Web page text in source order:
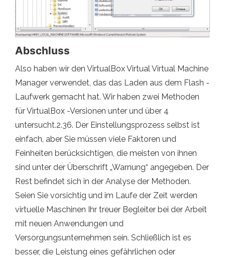
Abschluss
Also haben wir den VirtualBox Virtual Virtual Machine
Manager verwendet, das das Laden aus dem Flash -
Laufwerk gemacht hat. Wir haben zwei Methoden
für VirtualBox -Versionen unter und über 4
untersucht.2.36. Der Einstellungsprozess selbst ist
einfach, aber Sie müssen viele Faktoren und
Feinheiten berücksichtigen, die meisten von ihnen
sind unter der Überschrift „Warnung“ angegeben. Der
Rest befindet sich in der Analyse der Methoden.
Seien Sie vorsichtig und im Laufe der Zeit werden
virtuelle Maschinen Ihr treuer Begleiter bei der Arbeit
mit neuen Anwendungen und
Versorgungsunternehmen sein. Schließlich ist es
besser, die Leistung eines gefährlichen oder